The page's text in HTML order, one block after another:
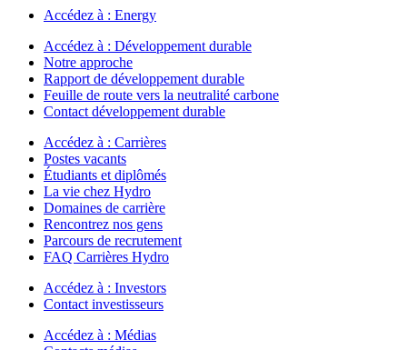
Accédez à : Energy
Accédez à : Développement durable
Notre approche
Rapport de développement durable
Feuille de route vers la neutralité carbone
Contact développement durable
Accédez à : Carrières
Postes vacants
Étudiants et diplômés
La vie chez Hydro
Domaines de carrière
Rencontrez nos gens
Parcours de recrutement
FAQ Carrières Hydro
Accédez à : Investors
Contact investisseurs
Accédez à : Médias